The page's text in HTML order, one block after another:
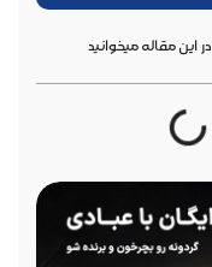
این مقاله میخوانید